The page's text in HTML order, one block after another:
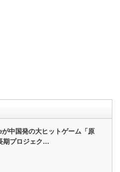
中国発の大ヒットゲーム「原
期プロジェク…